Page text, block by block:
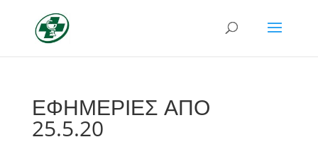
ΕΦΗΜΕΡΙΕΣ ΑΠΟ
25.5.20